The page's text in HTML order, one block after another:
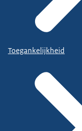
Toegankelijkheid